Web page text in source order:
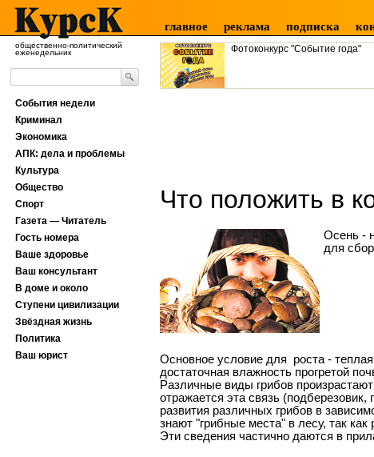
общественно-политический
еженедельник
главное реклама подписка
Фотоконкурс "Событие года"
Что положить в
Осень -
для
Основное условие для роста -
достаточная влажность прогретой
Различные виды грибов
отражается эта связь
развития различных грибов в
знают "грибные места" в лесу, так
Эти сведения частично даются в
События недели
Криминал
Экономика
АПК: дела и проблемы
Культура
Общество
Спорт
Газета — Читатель
Гость номера
Ваше здоровье
Ваш консультант
В доме и около
Ступени цивилизации
Звёздная жизнь
Политика
Ваш юрист